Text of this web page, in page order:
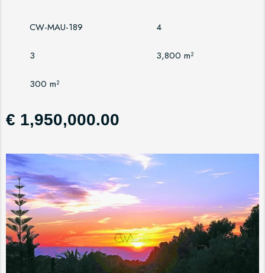
CW-MAU-189 4
3 3,800 m²
300 m²
€ 1,950,000.00